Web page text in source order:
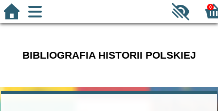
0
BIBLIOGRAFIA HISTORII POLSKIEJ